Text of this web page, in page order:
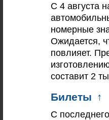
С 4 августа
номерные
Ожидается,
повлияет.
составит 2
Билеты ↑
С